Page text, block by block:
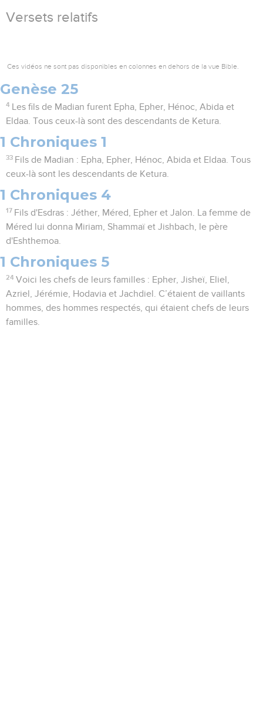
Versets relatifs
Ces vidéos ne sont pas disponibles en colonnes en dehors de la vue Bible.
Genèse 25
4
Les fils de Madian furent Epha, Epher, Hénoc, Abida et
Eldaa. Tous ceux-là sont des descendants de Ketura.
1 Chroniques 1
33 Fils de Madian : Epha, Epher, Hénoc, Abida et Eldaa. Tous
ceux-là sont les descendants de Ketura.
1 Chroniques 4
17 Fils d'Esdras : Jéther, Méred, Epher et Jalon. La femme de
Méred lui donna Miriam, Shammaï et Jishbach, le père
d'Eshthemoa.
1 Chroniques 5
24 Voici les chefs de leurs familles : Epher, Jisheï, Eliel,
Azriel, Jérémie, Hodavia et Jachdiel. C’étaient de vaillants
hommes, des hommes respectés, qui étaient chefs de leurs
familles.